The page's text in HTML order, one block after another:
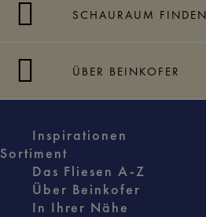
SCHAURAUM FINDEN
ÜBER BEINKOFER
Inspirationen
Sortiment
Das Fliesen A-Z
Über Beinkofer
In Ihrer Nähe